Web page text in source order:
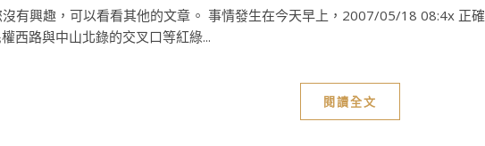
有興趣，可以看看其他的文章。 事情發生在今天早上，2007/05/18 08:4x 正
西路與中山北錄的交叉口等紅綠...
閱讀全文